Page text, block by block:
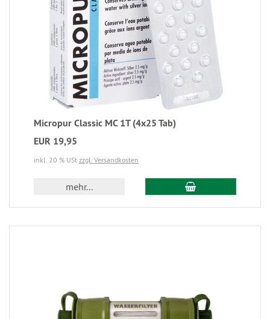
Micropur Classic MC 1T (4x25 Tab)
EUR 19,95
inkl. 20 % USt zzgl. Versandkosten
mehr...